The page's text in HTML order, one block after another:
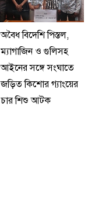
অবৈধ বিদেশি পিস্তল,
ম্যাগাজিন ও গুলিসহ
আইনের সঙ্গে সংঘাতে
জড়িত কিশোর গ্যাংয়ের
চার শিশু আটক